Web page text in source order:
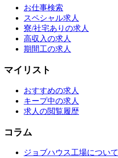
お仕事検索
スペシャル求人
寮/社宅ありの求人
高収入の求人
期間工の求人
マイリスト
おすすめの求人
キープ中の求人
求人の閲覧履歴
コラム
ジョブハウス工場について